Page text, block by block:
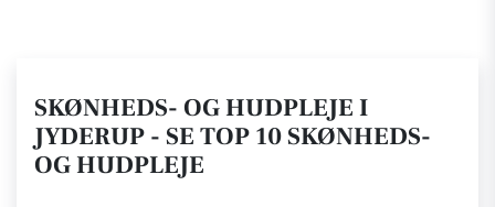
SKØNHEDS- OG HUDPLEJE I
JYDERUP - SE TOP 10 SKØNHEDS-
OG HUDPLEJE